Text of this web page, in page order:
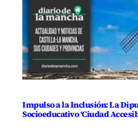
Impulso a la Inclusión: La
Socioeducativo ‘Ciudad